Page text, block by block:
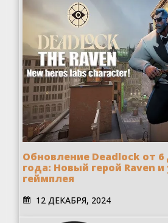
Обновление Deadlock от 6
года: Новый герой Raven
геймплея
12 ДЕКАБРЯ, 2024